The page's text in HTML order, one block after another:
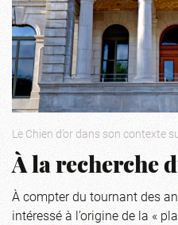
Le Chien d’or dans son contexte
À la recherche
À compter du tournant des
intéressé à l’origine de la «